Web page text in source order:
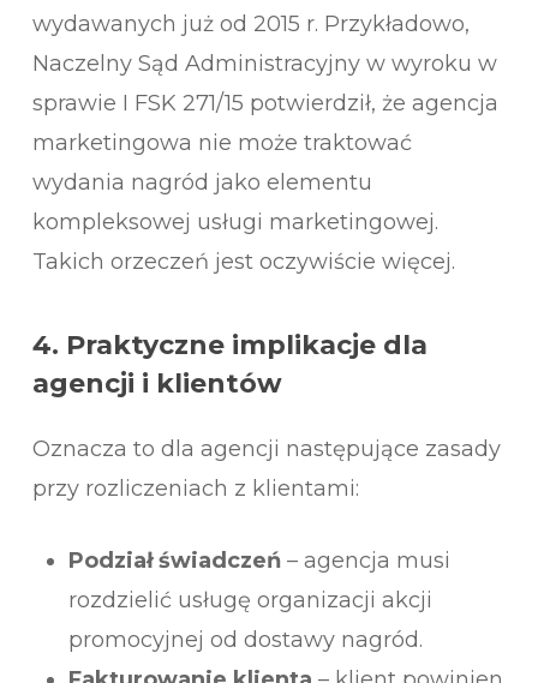
wydawanych już od 2015 r. Przykładowo,
Naczelny Sąd Administracyjny w wyroku w
sprawie I FSK 271/15 potwierdził, że agencja
marketingowa nie może traktować
wydania nagród jako elementu
kompleksowej usługi marketingowej.
Takich orzeczeń jest oczywiście więcej.
4. Praktyczne implikacje dla
agencji i klientów
Oznacza to dla agencji następujące zasady
przy rozliczeniach z klientami:
Podział świadczeń– agencja musi
rozdzielić usługę organizacji akcji
promocyjnej od dostawy nagród.